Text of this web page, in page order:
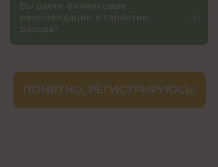
Вы даете финансовые
рекомендации и гарантии
дохода?